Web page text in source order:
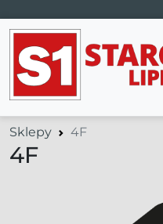
Main Navigation
Sklepy 4F
4F